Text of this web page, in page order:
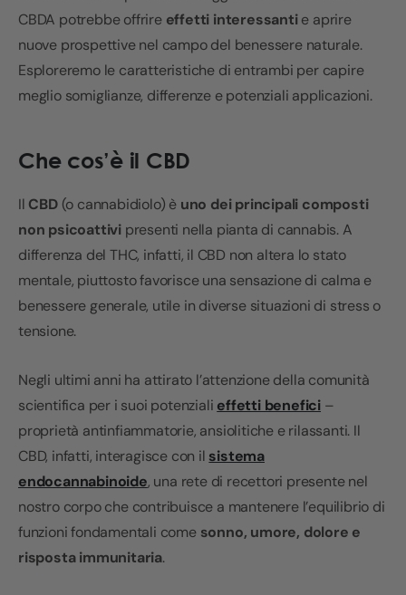
CBDA potrebbe offrire effetti interessantie aprire
nuove prospettive nel campo del benessere naturale.
Esploreremo le caratteristiche di entrambi per capire
meglio somiglianze, differenze e potenziali applicazioni.
Che cos’è il CBD
Il CBD (o cannabidiolo) è uno dei principali composti
non psicoattivi presenti nella pianta di cannabis. A
differenza del THC, infatti, il CBD non altera lo stato
mentale, piuttosto favorisce una sensazione di calma e
benessere generale, utile in diverse situazioni di stress o
tensione.
Negli ultimi anni ha attirato l’attenzione della comunità
scientifica per i suoi potenziali effetti benefici –
proprietà antinfiammatorie, ansiolitiche e rilassanti. Il
CBD, infatti, interagisce con il sistema
endocannabinoide, una rete di recettori presente nel
nostro corpo che contribuisce a mantenere l’equilibrio di
funzioni fondamentali come sonno, umore, dolore e
risposta immunitaria.